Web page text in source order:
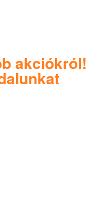
akciókról!